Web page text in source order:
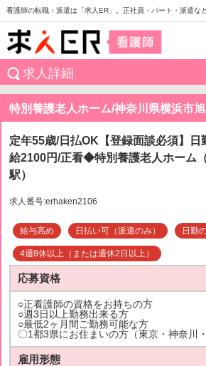
看護師の転職・派遣は「求人ER」。正社員・パート・派遣な
求人詳細
特別養護老人ホーム/神奈川県横浜市
定年55歳/日払OK【登録面談必須】
給2100円/正看◆特別養護老人ホーム
駅）
求人番号:erhaken2106
給与高め 日払い可（派遣のみ） 日勤
4週8休以上（または週休2日以上）
応募資格
○正看護師の資格をお持ちの方
○週3日以上勤務出来る方
○最低2ヶ月間ご勤務可能な方
〇1都3県にお住まいの方（東京・神奈川
雇用形態